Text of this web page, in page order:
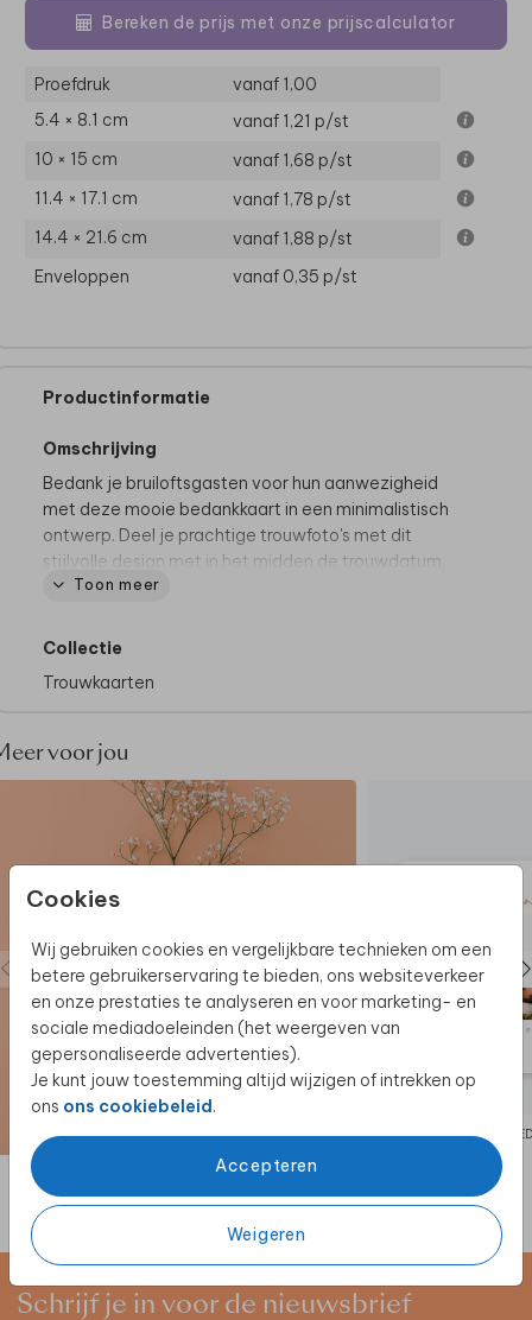
Cookies
Wij gebruiken cookies en vergelijkbare technieken om een
betere gebruikerservaring te bieden, ons websiteverkeer
en onze prestaties te analyseren en voor marketing- en
sociale mediadoeleinden (het weergeven van
gepersonaliseerde advertenties).
Je kunt jouw toestemming altijd wijzigen of intrekken op
ons ons cookiebeleid.
Accepteren
Weigeren
Bereken de prijs met onze prijscalculator
Proefdruk
vanaf 1,00
5.4 × 8.1 cm
vanaf 1,21 p/st
10 × 15 cm
vanaf 1,68 p/st
11.4 × 17.1 cm
vanaf 1,78 p/st
14.4 × 21.6 cm
vanaf 1,88 p/st
Enveloppen
vanaf 0,35 p/st
Productinformatie
Omschrijving
Bedank je bruiloftsgasten voor hun aanwezigheid
met deze mooie bedankkaart in een minimalistisch
ontwerp. Deel je prachtige trouwfoto's met dit
stijlvolle design met in het midden de trouwdatum.
Toon meer
Collectie
Trouwkaarten
voor jou
BEDANKKAART
Schrijf je in voor de nieuwsbrief